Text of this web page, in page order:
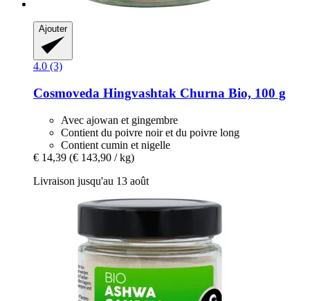
Ajouter
4.0 (3)
Cosmoveda Hingvashtak Churna Bio, 100 g
Avec ajowan et gingembre
Contient du poivre noir et du poivre long
Contient cumin et nigelle
€ 14,39 (€ 143,90 / kg)
Livraison jusqu'au 13 août